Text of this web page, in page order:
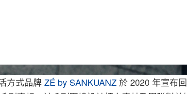
方式品牌ZÉ by SANKUANZ 於 2020 年宣布